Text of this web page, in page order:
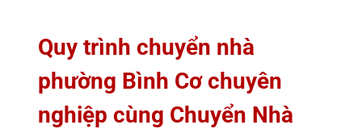
Quy trình chuyển nhà
phường Bình Cơ chuyên
nghiệp cùng Chuyển Nhà